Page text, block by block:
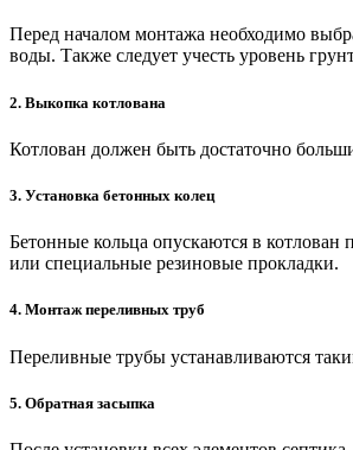
Перед началом монтажа необходимо
воды. Также следует учесть уровень
2. Выкопка котлована
Котлован должен быть достаточно
3. Установка бетонных колец
Бетонные кольца опускаются в
или специальные резиновые прокладки.
4. Монтаж переливных труб
Переливные трубы устанавливаются
5. Обратная засыпка